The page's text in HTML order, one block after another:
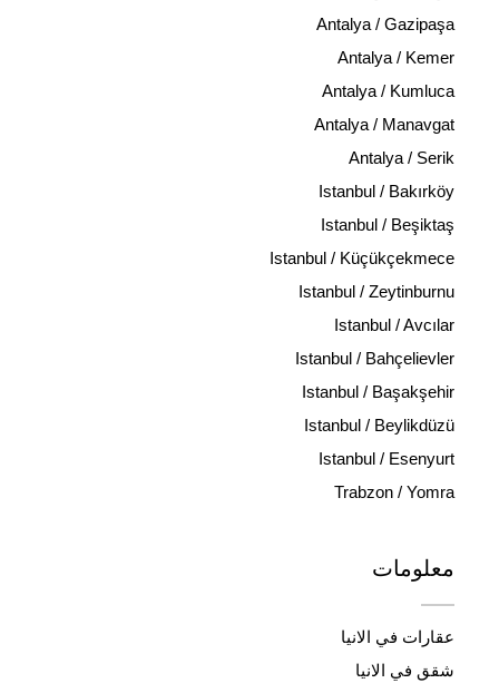
Antalya / Gazipaşa
Antalya / Kemer
Antalya / Kumluca
Antalya / Manavgat
Antalya / Serik
Istanbul / Bakırköy
Istanbul / Beşiktaş
Istanbul / Küçükçekmece
Istanbul / Zeytinburnu
Istanbul / Avcılar
Istanbul / Bahçelievler
Istanbul / Başakşehir
Istanbul / Beylikdüzü
Istanbul / Esenyurt
Trabzon / Yomra
معلومات
عقارات في الانيا
شقق في الانيا